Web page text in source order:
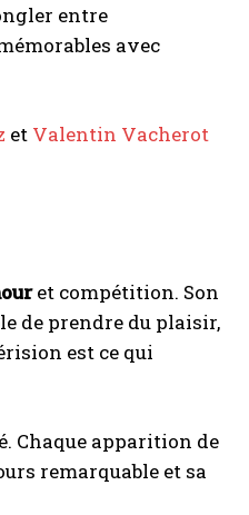
entre
avec
et Valentin Vacherot
et compétition. Son
de prendre du plaisir,
est ce qui
Chaque apparition de
remarquable et sa